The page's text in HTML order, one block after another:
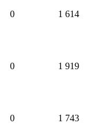
0 1 614
0 1 919
0 1 743